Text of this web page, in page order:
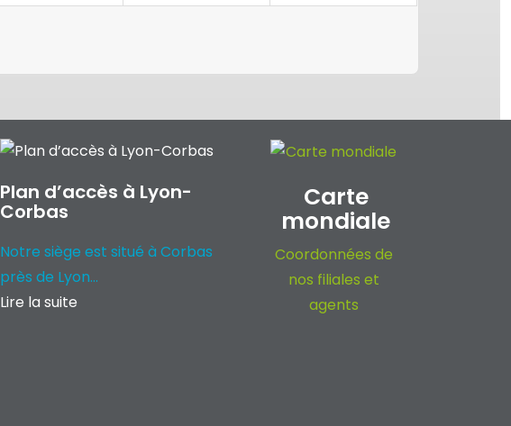
Plan d’accès à Lyon-
Corbas
Notre siège est situé à Corbas
près de Lyon...
Lire la suite
Carte
mondiale
Coordonnées de
nos filiales et
agents